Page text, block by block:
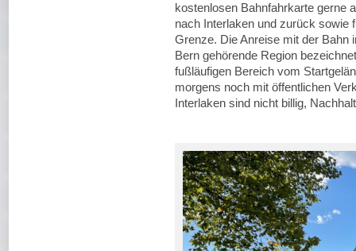
kostenlosen Bahnfahrkarte gerne
nach Interlaken und zurück sowie
Grenze. Die Anreise mit der Bahn
Bern gehörende Region
fußläufigen Bereich vom
morgens noch mit öffentlichen
Interlaken sind nicht billig,